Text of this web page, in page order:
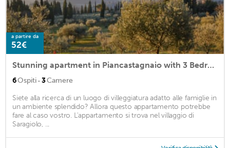
a partire da
52€
Stunning apartment in Piancastagnaio with 3 Bedrooms and WiFi
6Ospiti · 3Camere
Siete alla ricerca di un luogo di villeggiatura adatto alle famiglie in
un ambiente splendido? Allora questo appartamento potrebbe
fare al caso vostro. L'appartamento si trova nel villaggio di
Saragiolo, ...